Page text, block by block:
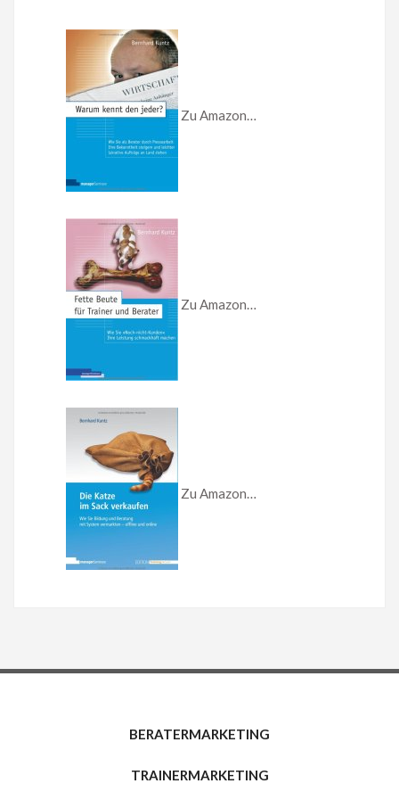
Zu Amazon…
Zu Amazon…
Zu Amazon…
BERATERMARKETING
TRAINERMARKETING